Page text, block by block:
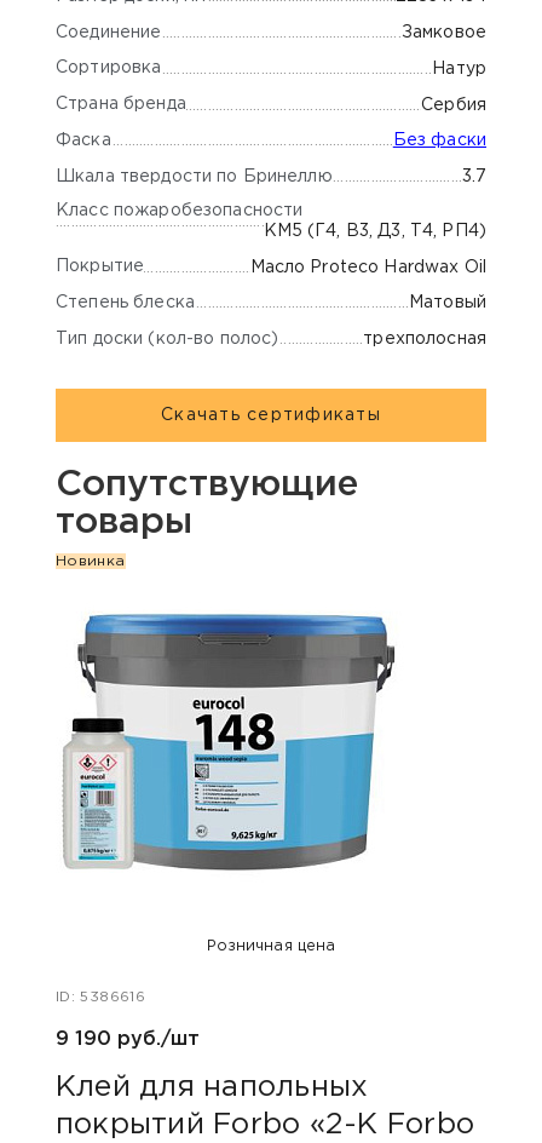
Соединение Замковое
Сортировка Натур
Страна бренда Сербия
Фаска Без фаски
Шкала твердости по Бринеллю 3.7
Класс пожаробезопасности
КМ5 (Г4, В3, Д3, Т4, РП4)
Покрытие Масло Proteco Hardwax Oil
Степень блеска Матовый
Тип доски (кол-во полос) трехполосная
Скачать сертификаты
Сопутствующие
товары
Новинка
Розничная цена
ID: 5386616
9 190 руб./шт
Клей для напольных
покрытий Forbo «2-К Forbo